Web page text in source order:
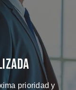
prioridad y